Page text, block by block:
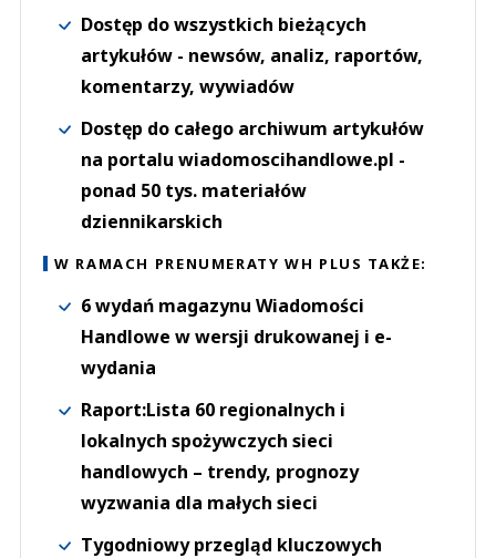
Dostęp do wszystkich bieżących
artykułów - newsów, analiz, raportów,
komentarzy, wywiadów
Dostęp do całego archiwum artykułów
na portalu wiadomoscihandlowe.pl -
ponad 50 tys. materiałów
dziennikarskich
W RAMACH PRENUMERATY WH PLUS TAKŻE:
6 wydań magazynu Wiadomości
Handlowe w wersji drukowanej i e-
wydania
Raport:Lista 60 regionalnych i
lokalnych spożywczych sieci
handlowych – trendy, prognozy
wyzwania dla małych sieci
Tygodniowy przegląd kluczowych